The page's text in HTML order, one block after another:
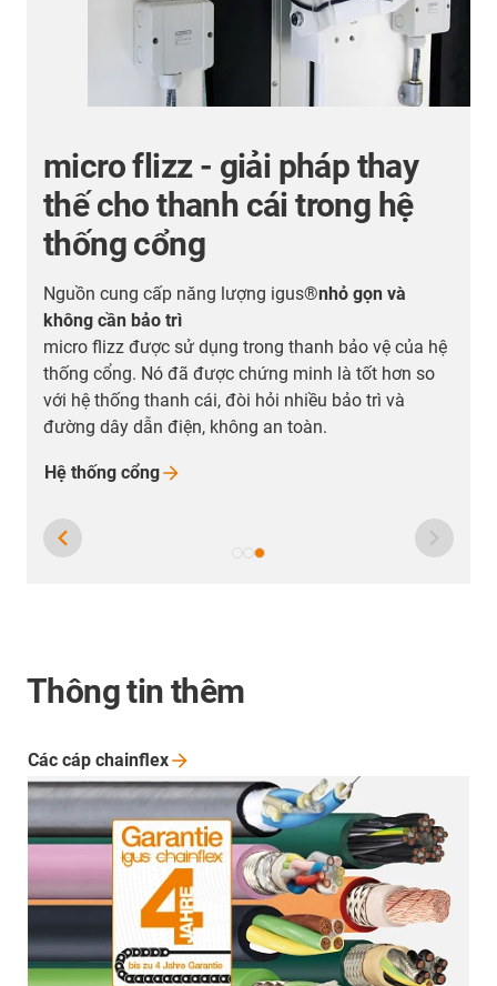
micro flizz - giải pháp thay
thế cho thanh cái trong hệ
thống cổng
Nguồn cung cấp năng lượng igus®nhỏ gọn và
không cần bảo trì
micro flizz được sử dụng trong thanh bảo vệ của hệ
thống cổng. Nó đã được chứng minh là tốt hơn so
với hệ thống thanh cái, đòi hỏi nhiều bảo trì và
đường dây dẫn điện, không an toàn.
Hệ thống cổng
Thông tin thêm
Các cáp chainflex